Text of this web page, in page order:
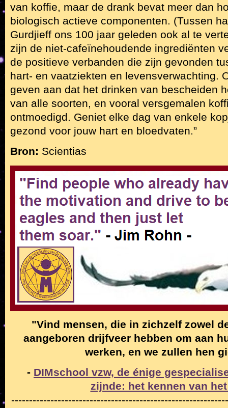
van koffie, maar de drank bevat meer dan
biologisch actieve componenten. (Tussen
Gurdjieff ons 100 jaar geleden ook al te
zijn de niet-cafeïnehoudende ingrediënten
de positieve verbanden die zijn gevonden
hart- en vaatziekten en levensverwachting.
geven aan dat het drinken van bescheiden
van alle soorten, en vooral versgemalen
ontmoedigd. Geniet elke dag van enkele
gezond voor jouw hart en bloedvaten.”
Bron: Scientias
"Vind mensen, die in zichzelf zowel
aangeboren drijfveer hebben om aan
werken, en we zullen hen
- DIMschool vzw, de énige
zijnde: het kennen van